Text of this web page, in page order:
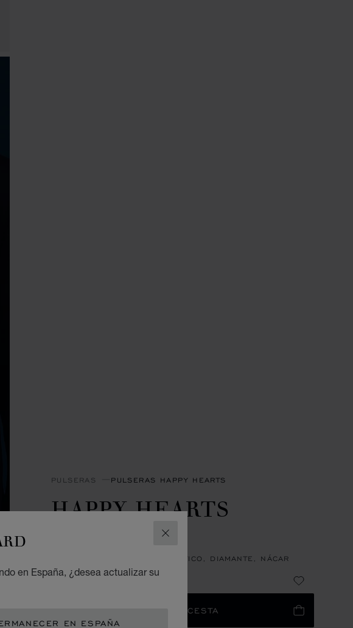
CERRAR
en España, ¿desea actualizar su
EN ESPAÑA
PULSERAS PULSERAS HAPPY HEARTS
HAPPY HEARTS
PULSERA RÍGIDA, ORO ROSA ÉTICO, DIAMANTE, NÁCAR
AÑADIR A LA CESTA